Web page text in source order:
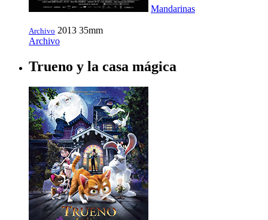
Mandarinas
Archivo 2013 35mm
Archivo
Trueno y la casa mágica